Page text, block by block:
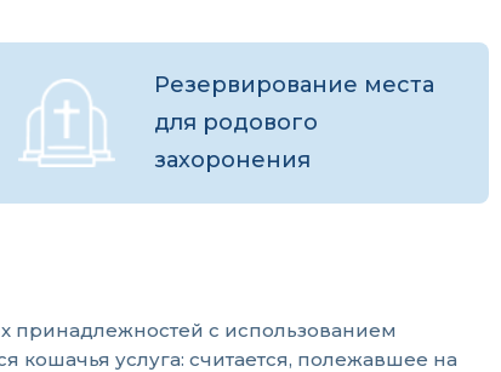
Резервирование места
для родового
захоронения
принадлежностей с использованием
кошачья услуга: считается, полежавшее на